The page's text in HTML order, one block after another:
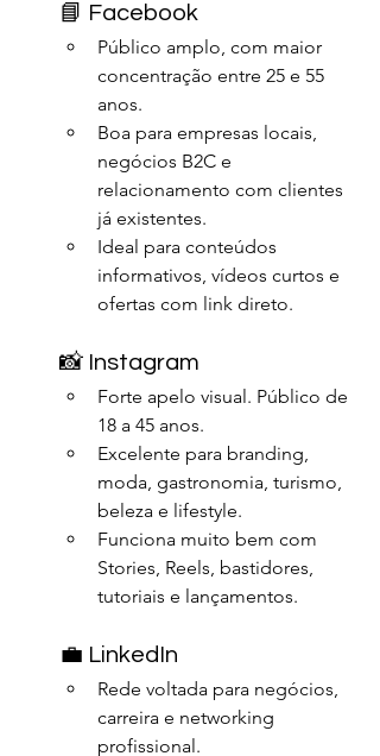
📘 Facebook
Público amplo, com maior
concentração entre 25 e 55
anos.
Boa para empresas locais,
negócios B2C e
relacionamento com clientes
já existentes.
Ideal para conteúdos
informativos, vídeos curtos e
ofertas com link direto.
📸 Instagram
Forte apelo visual. Público de
18 a 45 anos.
Excelente para branding,
moda, gastronomia, turismo,
beleza e lifestyle.
Funciona muito bem com
Stories, Reels, bastidores,
tutoriais e lançamentos.
💼 LinkedIn
Rede voltada para negócios,
carreira e networking
profissional.